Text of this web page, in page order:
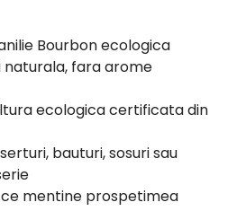
Bourbon ecologica
naturala, fara arome
ecologica certificata din
bauturi, sosuri sau
mentine prospetimea